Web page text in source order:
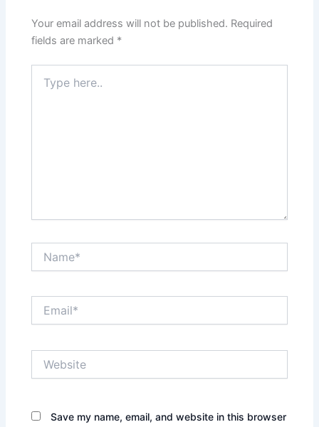
Your email address will not be published. Required
fields are marked *
here..
Save my name, email, and website in this browser